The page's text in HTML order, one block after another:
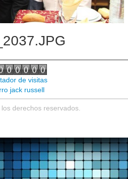
de visitas
jack russell
derechos reservados.